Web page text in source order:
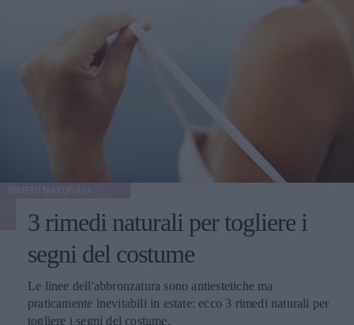
3 rimedi naturali per togliere i
segni del costume
Le linee dell'abbronzatura sono antiestetiche ma
praticamente inevitabili in estate: ecco 3 rimedi naturali per
togliere i segni del costume.